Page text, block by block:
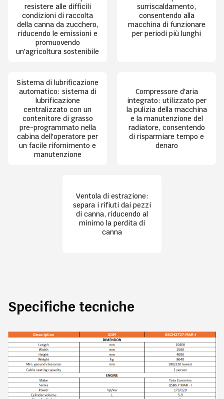
resistere alle difficili
condizioni di raccolta
della canna da zucchero,
riducendo le emissioni e
promuovendo
un'agricoltura sostenibile
surriscaldamento,
consentendo alla
macchina di funzionare
per periodi più lunghi
Sistema di lubrificazione
automatico: sistema di
lubrificazione
centralizzato con un
contenitore di grasso
pre-programmato nella
cabina dell'operatore per
un facile rifornimento e
manutenzione
Compressore d'aria
integrato: utilizzato per
la pulizia della macchina
e la manutenzione del
radiatore, consentendo
di risparmiare tempo e
denaro
Ventola di estrazione:
separa i rifiuti dai pezzi
di canna, riducendo al
minimo la perdita di
canna
Specifiche tecniche